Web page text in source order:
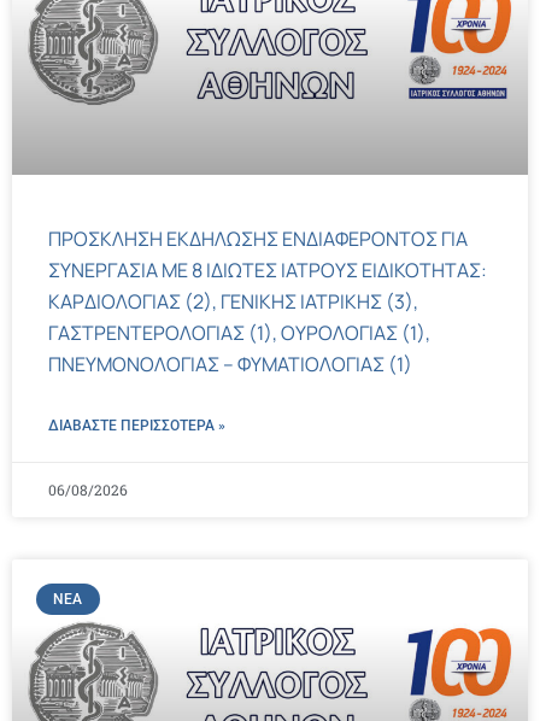
ΠΡΟΣΚΛΗΣΗ ΕΚΔΗΛΩΣΗΣ ΕΝΔΙΑΦΕΡΟΝΤΟΣ ΓΙΑ
ΣΥΝΕΡΓΑΣΙΑ ΜΕ 8 ΙΔΙΩΤΕΣ ΙΑΤΡΟΥΣ ΕΙΔΙΚΟΤΗΤΑΣ:
ΚΑΡΔΙΟΛΟΓΙΑΣ (2), ΓΕΝΙΚΗΣ ΙΑΤΡΙΚΗΣ (3),
ΓΑΣΤΡΕΝΤΕΡΟΛΟΓΙΑΣ (1), ΟΥΡΟΛΟΓΙΑΣ (1),
ΠΝΕΥΜΟΝΟΛΟΓΙΑΣ – ΦΥΜΑΤΙΟΛΟΓΙΑΣ (1)
ΔΙΑΒΑΣΤΕ ΠΕΡΙΣΣΌΤΕΡΑ »
06/08/2026
ΝΈΑ